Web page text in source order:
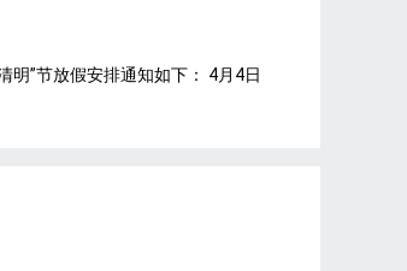
明”节放假安排通知如下： 4月4日